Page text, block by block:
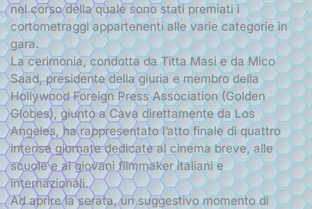
nel corso della quale sono stati premiati i
cortometraggi appartenenti alle varie categorie in
gara.
La cerimonia, condotta da Titta Masi e da Mico
Saad, presidente della giuria e membro della
Hollywood Foreign Press Association (Golden
Globes), giunto a Cava direttamente da Los
Angeles, ha rappresentato l’atto finale di quattro
intense giornate dedicate al cinema breve, alle
scuole e ai giovani filmmaker italiani e
internazionali.
Ad aprire la serata, un suggestivo momento di